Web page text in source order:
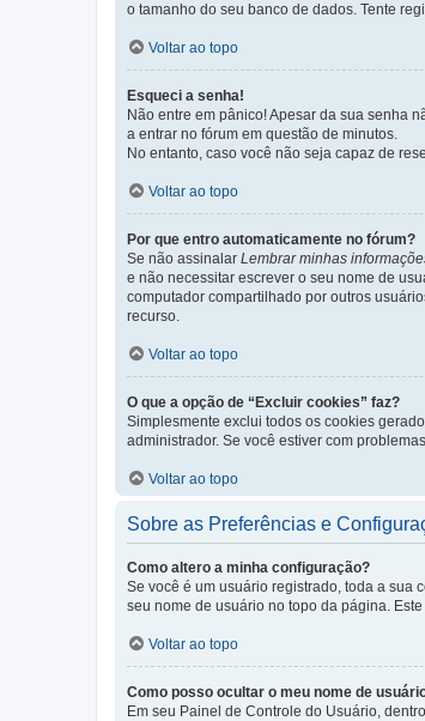
o tamanho do seu banco de dados. Tente
Voltar ao topo
Esqueci a senha!
Não entre em pânico! Apesar da sua senha
a entrar no fórum em questão de minutos.
No entanto, caso você não seja capaz de
Voltar ao topo
Por que entro automaticamente no fórum?
Se não assinalar Lembrar minhas
e não necessitar escrever o seu nome de
computador compartilhado por outros
recurso.
Voltar ao topo
O que a opção de “Excluir cookies” faz?
Simplesmente exclui todos os cookies
administrador. Se você estiver com
Voltar ao topo
Sobre as Preferências e
Como altero a minha configuração?
Se você é um usuário registrado, toda a sua
seu nome de usuário no topo da página.
Voltar ao topo
Como posso ocultar o meu nome de
Em seu Painel de Controle do Usuário,